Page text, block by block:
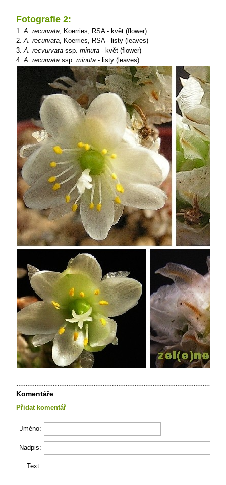
Fotografie 2:
1.A. recurvata, Koerries, RSA - květ (flower)
2.A. recurvata, Koerries, RSA - listy (leaves)
3.A. recvurvata ssp. minuta - květ (flower)
4. A. recurvata ssp. minuta - listy (leaves)
Komentáře
Přidat komentář
Jméno:
Nadpis:
Text: